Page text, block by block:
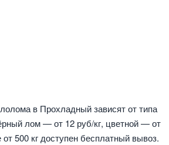
в Прохладный зависят от типа
лом — от 12 руб/кг, цветной — от
500 кг доступен бесплатный вывоз.